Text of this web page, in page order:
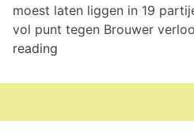
moest laten liggen in 19
vol punt tegen Brouwer
reading
16
20